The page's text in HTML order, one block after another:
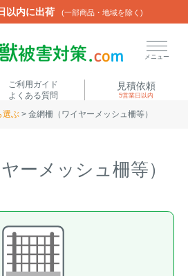
以内に出荷 (一部商品・地域を除く)
メニュー
ご利用ガイド
よくある質問
見積依頼
5営業日以内
選ぶ 金網柵（ワイヤーメッシュ柵等）
ーメッシュ柵等）
に出荷 (一部商品・地域を除く)
閉じる
アニマルネット2300
ゴリから選ぶ